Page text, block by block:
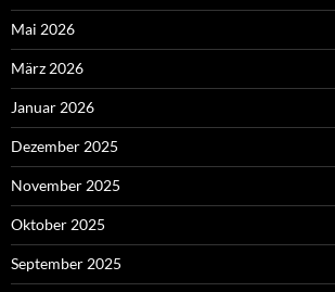
Mai 2026
März 2026
Januar 2026
Dezember 2025
November 2025
Oktober 2025
September 2025